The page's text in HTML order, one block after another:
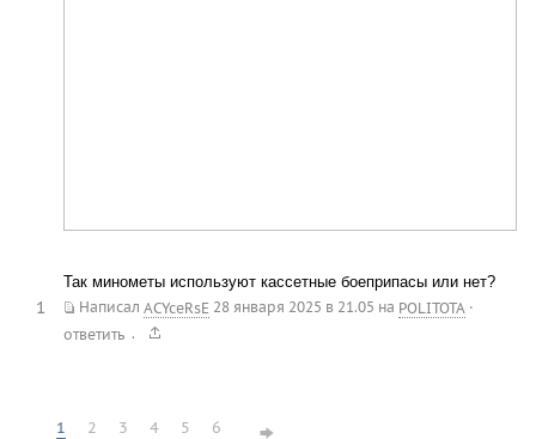
Так минометы используют кассетные боеприпасы или нет?
Написал ACYceRsE 28 января 2025 в 21.05 на POLITOTA ·
ответить .
1
1 2 3 4 5 6